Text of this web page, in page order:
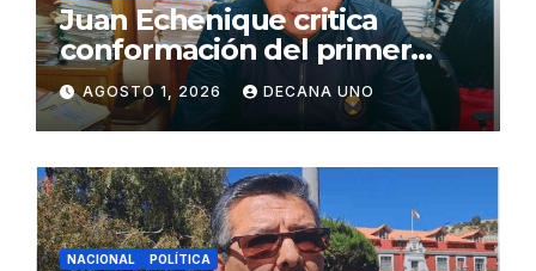
Juan Echenique critica
conformación del primer
gabinete ministerial de Keiko
Fujimori
AGOSTO 1, 2026 DECANA UNO
NACIONAL POLÍTICA